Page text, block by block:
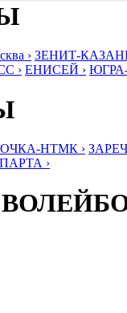
› ЗЕНИТ-
› ЕНИСЕЙ ›
НТМК ›
›